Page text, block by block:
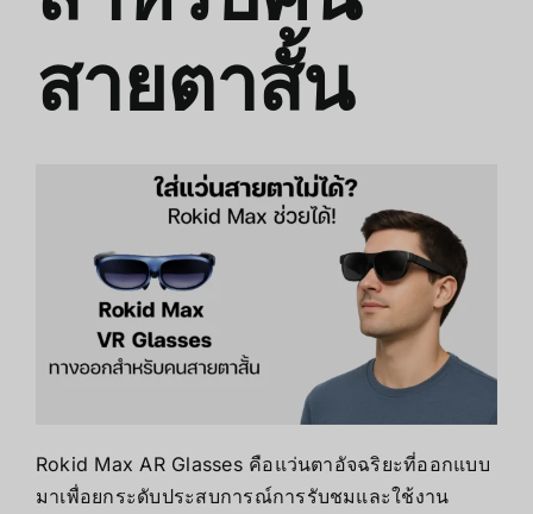
สายตาสั้น
Rokid Max AR Glasses คือแว่นตาอัจฉริยะที่ออกแบบ
มาเพื่อยกระดับประสบการณ์การรับชมและใช้งาน